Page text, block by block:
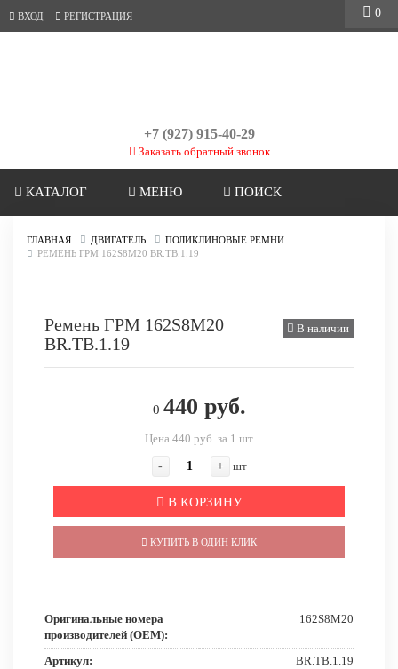
ВХОД РЕГИСТРАЦИЯ
+7 (927) 915-40-29
Заказать обратный звонок
КАТАЛОГ МЕНЮ ПОИСК
ГЛАВНАЯ ДВИГАТЕЛЬ
ПОЛИКЛИНОВЫЕ РЕМНИ
РЕМЕНЬ ГРМ 162S8M20 BR.TB.1.19
В наличии
Ремень ГРМ 162S8M20
BR.TB.1.19
0 440 руб.
Цена 440 руб. за 1 шт
- + шт
В КОРЗИНУ
КУПИТЬ В ОДИН КЛИК
Оригинальные номера
производителей (OEM):
162S8M20
Артикул:
BR.TB.1.19
0